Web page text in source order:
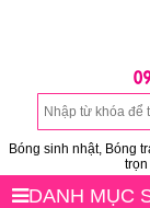
Bóng sinh nhật, Bóng
DANH MỤC